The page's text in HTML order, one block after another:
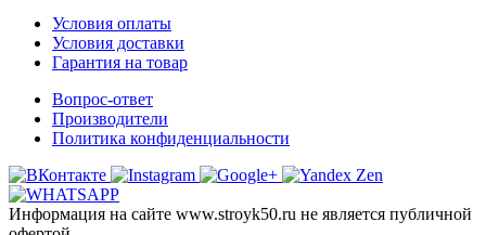
Условия оплаты
Условия доставки
Гарантия на товар
Вопрос-ответ
Производители
Политика конфиденциальности
Информация на сайте www.stroyk50.ru не является публичной